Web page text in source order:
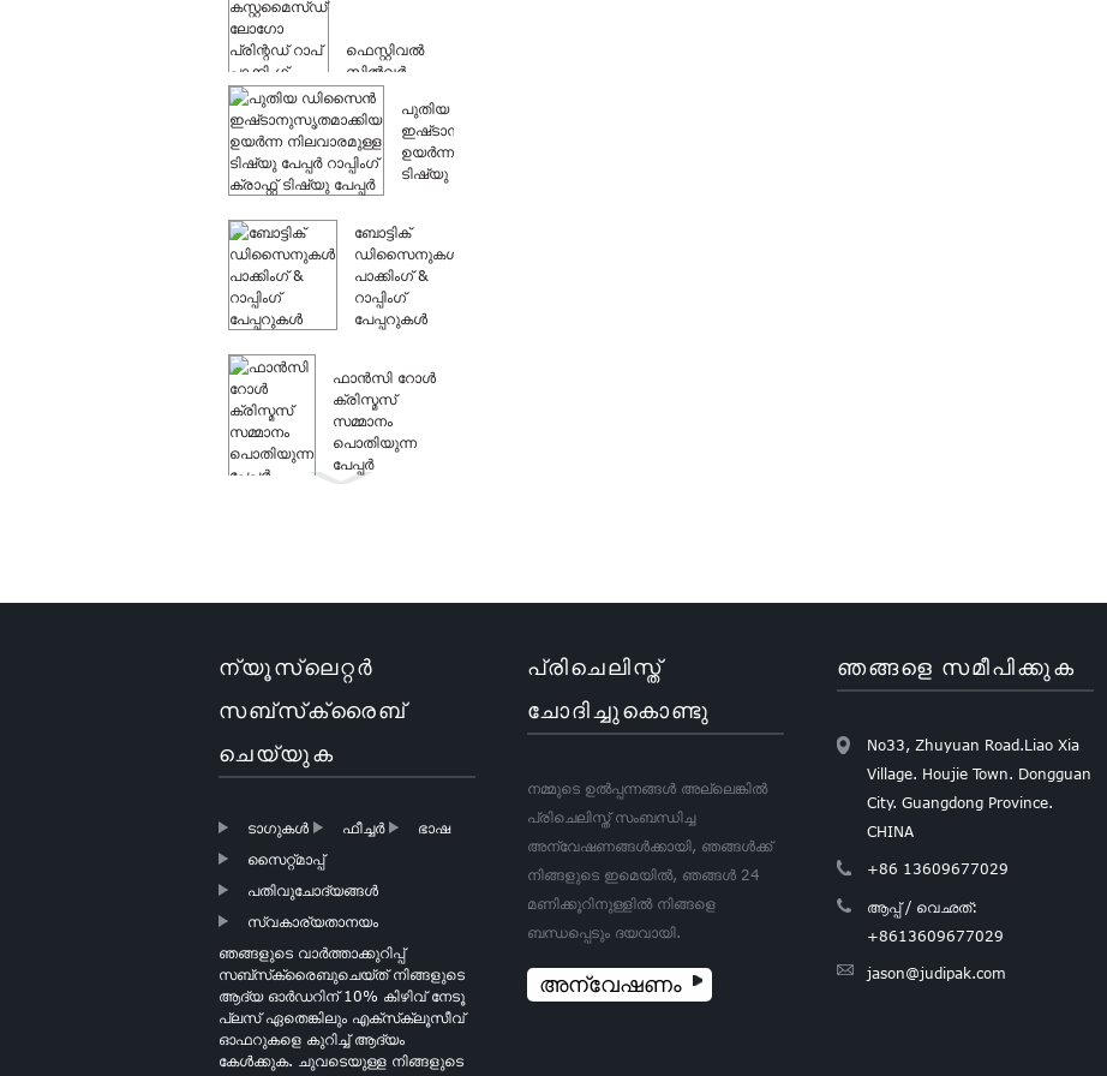
ഫെസ്റ്റിവൽ
സിൽവർ
കസ്റ്റമൈസ്ഡ്
ലോഗോ പ്രിന്റ്
ചെയ്ത റാപ്
പാക്കിംഗ്...
പുതിയ ഡിസൈൻ
ഇഷ്‌ടാനുസൃതമാക്കിയ
ഉയർന്ന നിലവാരമുള്ള
ടിഷ്യു പേപ്പർ റാപ്...
ബോട്ടിക്
ഡിസൈനുകൾ
പാക്കിംഗ് &
റാപ്പിംഗ്
പേപ്പറുകൾ
ഫാൻസി റോൾ
ക്രിസ്മസ്
സമ്മാനം
പൊതിയുന്ന
പേപ്പർ
ബോട്ടിക് ക്രിസ്മസ്
സമ്മാന പേപ്പർ
വാപ്പിംഗ് പേപ്പർ
ഹാർട്ട്സ് ടിഷ്യു
ഇളം പിങ്ക് ടിഷ്യൂ
പേപ്പർ
സ്പെഷ്യാലിറ്റി
ബണ്ടിൽ ടിഷ്യൂ
ന്യൂസ്‌ലെറ്റർ
സബ്‌സ്‌ക്രൈബ്
ചെയ്യുക
ടാഗുകൾ ഫീച്ചർ
ഭാഷ
സൈറ്റ്മാപ്പ്
പതിവുചോദ്യങ്ങൾ
സ്വകാര്യതാനയം
ഞങ്ങളുടെ വാർത്താക്കുറിപ്പ്
സബ്‌സ്‌ക്രൈബുചെയ്‌ത് നിങ്ങളുടെ
ആദ്യ ഓർഡറിന് 10% കിഴിവ് നേടൂ
പ്ലസ് ഏതെങ്കിലും എക്‌സ്‌ക്ലൂസീവ്
ഓഫറുകളെ കുറിച്ച് ആദ്യം
കേൾക്കുക. ചുവടെയുള്ള നിങ്ങളുടെ
പ്രിചെലിസ്ത്
ചോദിച്ചുകൊണ്ടു
നമ്മുടെ ഉൽപ്പന്നങ്ങൾ അല്ലെങ്കിൽ
പ്രിചെലിസ്ത് സംബന്ധിച്ച
അന്വേഷണങ്ങൾക്കായി, ഞങ്ങൾക്ക്
നിങ്ങളുടെ ഇമെയിൽ, ഞങ്ങൾ 24
മണിക്കൂറിനുള്ളിൽ നിങ്ങളെ
ബന്ധപ്പെടും ദയവായി.
അന്വേഷണം
ഞങ്ങളെ സമീപിക്കുക
No33, Zhuyuan Road.Liao Xia
Village. Houjie Town. Dongguan
City. Guangdong Province.
CHINA
+86 13609677029
ആപ്പ് / വെഛത്:
+8613609677029
jason@judipak.com